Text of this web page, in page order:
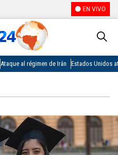
EN VIVO
Ataque al régimen de Irán Estados Unidos